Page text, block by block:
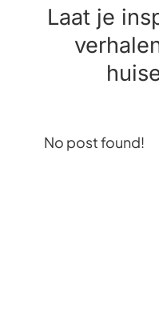
Laat je
No post found!